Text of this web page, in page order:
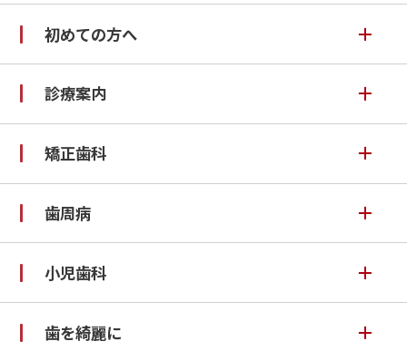
初めての方へ
ご予約について
治療後の注意
LINE登録について
診療案内
矯正歯科
クリーニング・予防歯科
小児歯科
虫歯治療
矯正歯科
矯正歯科の症例一覧
矯正治療のすすめ方
歯周病
ブルーラジカル
小児歯科
永久歯の先天欠如
歯を綺麗に